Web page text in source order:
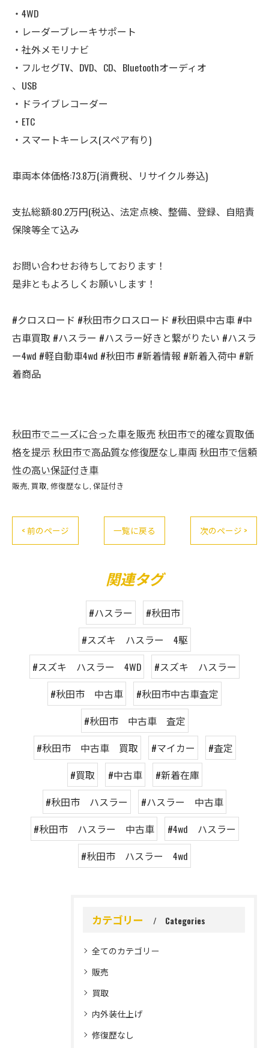
・4WD
・レーダーブレーキサポート
・社外メモリナビ
・フルセグTV、DVD、CD、Bluetoothオーディオ
、USB
・ドライブレコーダー
・ETC
・スマートキーレス(スペア有り)
車両本体価格:73.8万(消費税、リサイクル券込)
支払総額:80.2万円(税込、法定点検、整備、登録、自賠責
保険等全て込み
お問い合わせお待ちしております！
是非ともよろしくお願いします！
#クロスロード #秋田市クロスロード #秋田県中古車 #中
古車買取 #ハスラー #ハスラー好きと繋がりたい #ハスラ
ー4wd #軽自動車4wd #秋田市 #新着情報 #新着入荷中 #新
着商品
秋田市でニーズに合った車を販売 秋田市で的確な買取価
格を提示 秋田市で高品質な修復歴なし車両 秋田市で信頼
性の高い保証付き車
販売 買取 修復歴なし 保証付き
< 前のページ 一覧に戻る 次のページ >
関連タグ
#ハスラー
#秋田市
#スズキ ハスラー 4駆
#スズキ ハスラー 4WD
#スズキ ハスラー
#秋田市 中古車
#秋田市中古車査定
#秋田市 中古車 査定
#秋田市 中古車 買取
#マイカー
#査定
#買取
#中古車
#新着在庫
#秋田市 ハスラー
#ハスラー 中古車
#秋田市 ハスラー 中古車
#4wd ハスラー
#秋田市 ハスラー 4wd
カテゴリー Categories
全てのカテゴリー
販売
買取
内外装仕上げ
修復歴なし